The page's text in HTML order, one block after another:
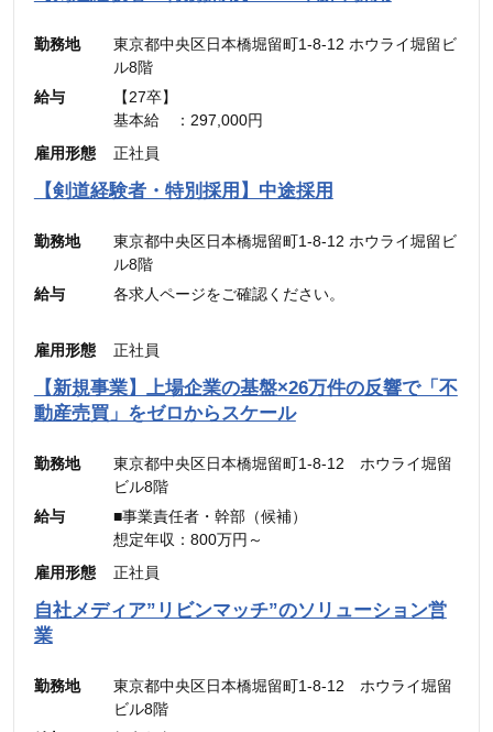
勤務地
東京都中央区日本橋堀留町1-8-12 ホウライ堀留ビ
ル8階
給与
【27卒】
基本給 ：297,000円
通信手当： 3,000円（営業職のみ）
———————————
合計 ：300,000円 ＋ インセンティブ
雇用形態 正社員
【剣道経験者・特別採用】中途採用
勤務地
東京都中央区日本橋堀留町1-8-12 ホウライ堀留ビ
ル8階
給与
各求人ページをご確認ください。
雇用形態 正社員
【新規事業】上場企業の基盤×26万件の反響で「不
動産売買」をゼロからスケール
勤務地
東京都中央区日本橋堀留町1-8-12 ホウライ堀留
ビル8階
給与
■事業責任者・幹部（候補）
想定年収：800万円～
月給：48万4,900円～
（固定残業代：45時間分【12万5,600円～】含
金は別途追加支給
■メンバー・リーダー
雇用形態 正社員
自社メディア”リビンマッチ”のソリューション営
業
勤務地
東京都中央区日本橋堀留町1-8-12 ホウライ堀留
ビル8階